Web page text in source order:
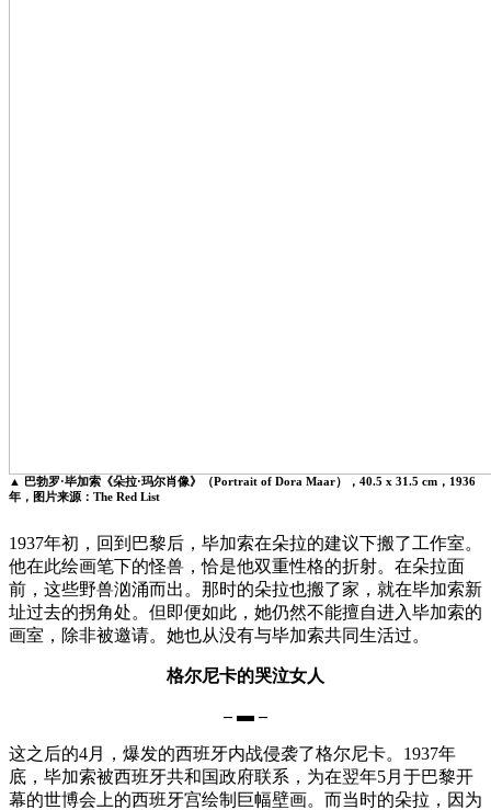
▲ 巴勃罗·毕加索《朵拉·玛尔肖像》（Portrait of Dora Maar），40.5 x 31.5 cm，1936
年，图片来源：The Red List
1937年初，回到巴黎后，毕加索在朵拉的建议下搬了工作室。
他在此绘画笔下的怪兽，恰是他双重性格的折射。在朵拉面
前，这些野兽汹涌而出。那时的朵拉也搬了家，就在毕加索新
址过去的拐角处。但即便如此，她仍然不能擅自进入毕加索的
画室，除非被邀请。她也从没有与毕加索共同生活过。
格尔尼卡的哭泣女人
– ▬ –
这之后的4月，爆发的西班牙内战侵袭了格尔尼卡。1937年
底，毕加索被西班牙共和国政府联系，为在翌年5月于巴黎开
幕的世博会上的西班牙宫绘制巨幅壁画。而当时的朵拉，因为